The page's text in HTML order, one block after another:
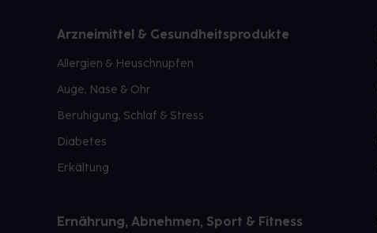
Arzneimittel & Gesundheitsprodukte
Allergien & Heuschnupfen
Auge, Nase & Ohr
Beruhigung, Schlaf & Stress
Diabetes
Erkältung
Ernährung, Abnehmen, Sport & Fitness